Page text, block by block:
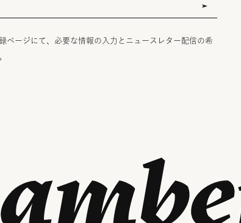
ページにて、必要な情報の入力とニュースレター配信の希